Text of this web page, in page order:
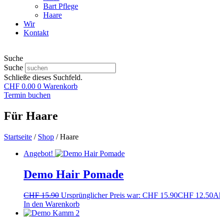
Bart Pflege
Haare
Wir
Kontakt
Suche
Suche
Schließe dieses Suchfeld.
CHF 0.00 0 Warenkorb
Termin buchen
Für Haare
Startseite / Shop / Haare
Angebot!
Demo Hair Pomade
CHF15.90 Ursprünglicher Preis war: CHF 15.90CHF 12.50
In den Warenkorb